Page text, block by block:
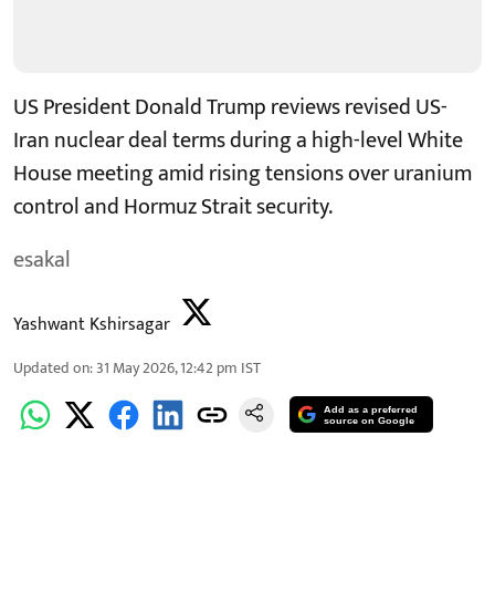
US President Donald Trump reviews revised US-
Iran nuclear deal terms during a high-level White
House meeting amid rising tensions over uranium
control and Hormuz Strait security.
esakal
Yashwant Kshirsagar
Updated on:31 May 2026, 12:42 pm IST
Add as a preferred
source on Google